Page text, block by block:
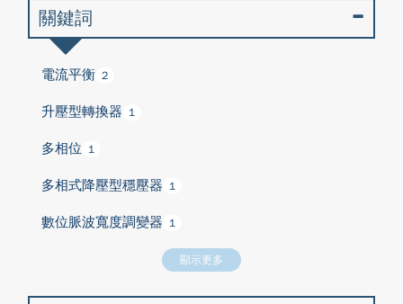
關鍵詞
電流平衡 2
升壓型轉換器 1
多相位 1
多相式降壓型穩壓器 1
數位脈波寬度調變器 1
顯示更多